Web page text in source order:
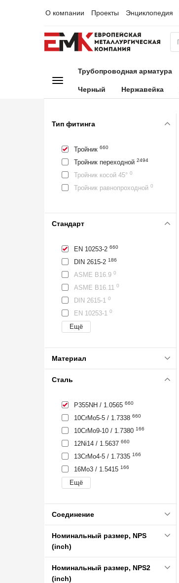
О компании Проекты Энциклопедия
Трубопроводная арматура
Черный Нержавейка
Тип фитинга
Тройник 660
Тройник переходной 2494
Тройник косой 45° 0
Тройник равнопроходной 0
Стандарт
EN 10253-2 660
DIN 2615-2 186
ASME B16.9 0
ASME B16.11 0
DIN 2615-1 0
EN 10253-1 0
Материал
Сталь
P355NH / 1.0565 660
10CrMo5-5 / 1.7338 660
10CrMo9-10 / 1.7380 166
12Ni14 / 1.5637 660
13CrMo4-5 / 1.7335 166
16Mo3 / 1.5415 166
Соединение
Номинальный размер, NPS
(inch)
Номинальный размер, NPS2
(inch)